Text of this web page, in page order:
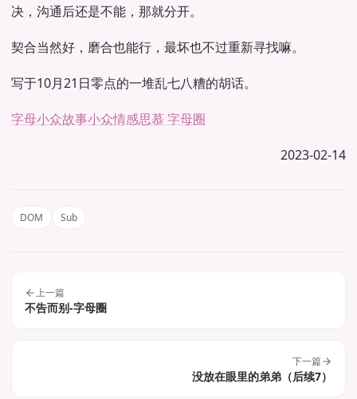
决，沟通后还是不能，那就分开。
契合当然好，磨合也能行，最坏也不过重新寻找嘛。
写于10月21日零点的一堆乱七八糟的胡话。
字母小众故事小众情感思慕 字母圈
2023-02-14
DOM Sub
上一篇
不告而别-字母圈
下一篇
没放在眼里的弟弟（后续7）